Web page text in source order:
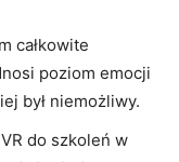
całkowite
poziom emocji
był niemożliwy.
do szkoleń w